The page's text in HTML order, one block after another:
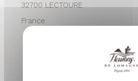
32700 LECTOURE
France